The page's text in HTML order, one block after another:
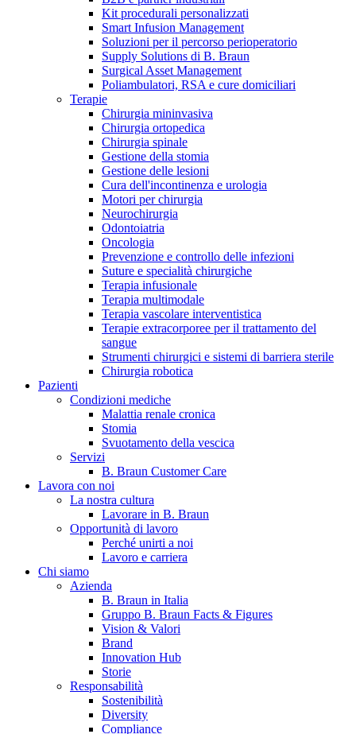
Catalogo prodotti
Trova il prodotto che stai cercando. Visita il catalogo B.
Braun con il nostro portfolio completo.
Hai domande o richieste? Scrivici per entrare subito in
contatto con un nostro referente.
B. Braun in Italia
Scopri chi siamo ed entra nel mondo di B. Braun in Italia: 4
sedi, 4 aziende, più di 700 dipendenti e un Centro di
Eccellenza a livello globale.
Kit procedurali personalizzati
Smart Infusion Management
Soluzioni per il percorso perioperatorio
Supply Solutions di B. Braun
Surgical Asset Management
Poliambulatori, RSA e cure domiciliari
Terapie
Chirurgia mininvasiva
Chirurgia ortopedica
Chirurgia spinale
Gestione della stomia
Gestione delle lesioni
Cura dell'incontinenza e urologia
Motori per chirurgia
Neurochirurgia
Odontoiatria
Oncologia
Prevenzione e controllo delle infezioni
Suture e specialità chirurgiche
Terapia infusionale
Terapia multimodale
Terapia vascolare interventistica
Terapie extracorporee per il trattamento del
sangue
Strumenti chirurgici e sistemi di barriera sterile
Chirurgia robotica
Pazienti
Condizioni mediche
Malattia renale cronica
Stomia
Svuotamento della vescica
Servizi
B. Braun Customer Care
Lavora con noi
La nostra cultura
Lavorare in B. Braun
Opportunità di lavoro
Perché unirti a noi
Lavoro e carriera
Chi siamo
Azienda
B. Braun in Italia
Gruppo B. Braun Facts & Figures
Vision & Valori
Brand
Innovation Hub
Storie
Responsabilità
Sostenibilità
Diversity
Compliance